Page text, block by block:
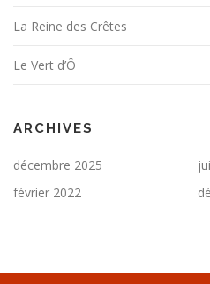
La Reine des Crêtes
Le Vert d’Ô
ARCHIVES
décembre 2025
février 2022